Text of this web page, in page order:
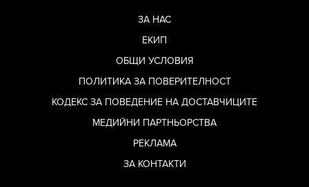
ЗА НАС
ЕКИП
ОБЩИ УСЛОВИЯ
ПОЛИТИКА ЗА ПОВЕРИТЕЛНОСТ
КОДЕКС ЗА ПОВЕДЕНИЕ НА ДОСТАВЧИЦИТЕ
МЕДИЙНИ ПАРТНЬОРСТВА
РЕКЛАМА
ЗА КОНТАКТИ